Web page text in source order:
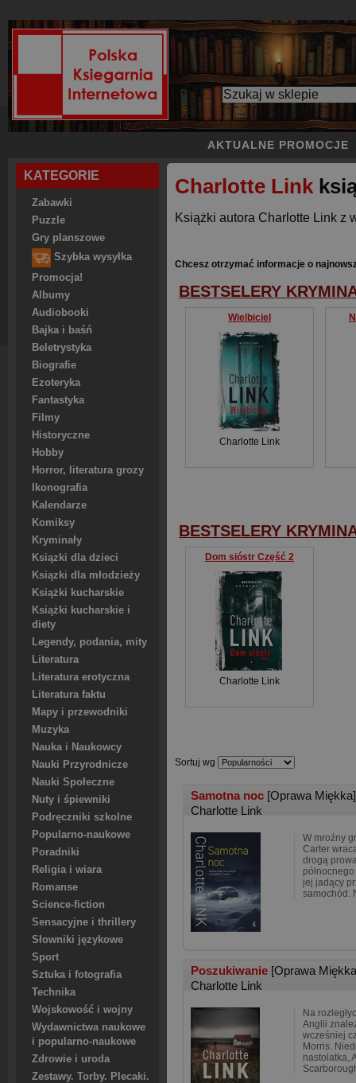
AKTUALNE PROMOCJE
KATEGORIE
Zabawki
Puzzle
Gry planszowe
Szybka wysyłka
Promocja!
Albumy
Audiobooki
Bajka i baśń
Beletrystyka
Biografie
Ezoteryka
Fantastyka
Filmy
Historyczne
Hobby
Horror, literatura grozy
Ikonografia
Kalendarze
Komiksy
Kryminały
Ksiązki dla dzieci
Ksiązki dla młodzieży
Książki kucharskie
Książki kucharskie i
diety
Legendy, podania, mity
Literatura
Literatura erotyczna
Literatura faktu
Mapy i przewodniki
Muzyka
Nauka i Naukowcy
Nauki Przyrodnicze
Nauki Społeczne
Nuty i śpiewniki
Podręczniki szkolne
Popularno-naukowe
Poradniki
Religia i wiara
Romanse
Science-fiction
Sensacyjne i thrillery
Słowniki językowe
Sport
Sztuka i fotografia
Technika
Wojskowość i wojny
Wydawnictwa naukowe
i popularno-naukowe
Zdrowie i uroda
Zestawy. Torby. Plecaki.
Charlotte Link
Książki autora Charlotte Link z
Chcesz otrzymać informacje o
BESTSELERY
Wielbiciel
Charlotte Link
BESTSELERY
Dom sióstr Część 2
Charlotte Link
Sortuj wg
Samotna noc [Oprawa Miękka]
Charlotte Link
W mroźny
Carter
drogą
jej jadący
samochód.
Poszukiwanie [Oprawa
Charlotte Link
Na
Anglii
wcześniej
Morris.
nastolatka,